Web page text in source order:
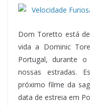
Dom Toretto está
vida a Dominic
Portugal, durante
nossas estradas.
próximo filme da
data de estreia em